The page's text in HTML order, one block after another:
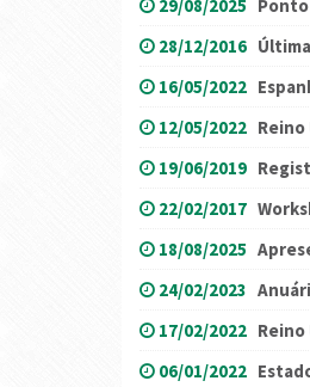
29/08/2025
28/12/2016
16/05/2022
12/05/2022
19/06/2019
22/02/2017
18/08/2025
24/02/2023
17/02/2022
06/01/2022